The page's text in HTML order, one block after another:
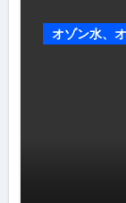
オゾン水、